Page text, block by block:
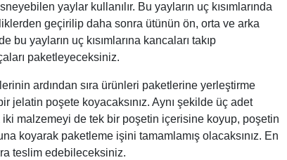
yaylar kullanılır. Bu yayların uç kısımlarında
geçirilip daha sonra ütünün ön, orta ve arka
yayların uç kısımlarına kancaları takıp
paketleyeceksiniz.
ardından sıra ürünleri paketlerine yerleştirme
jelatin poşete koyacaksınız. Aynı şekilde üç adet
malzemeyi de tek bir poşetin içerisine koyup, poşetin
koyarak paketleme işini tamamlamış olacaksınız. En
teslim edebileceksiniz.